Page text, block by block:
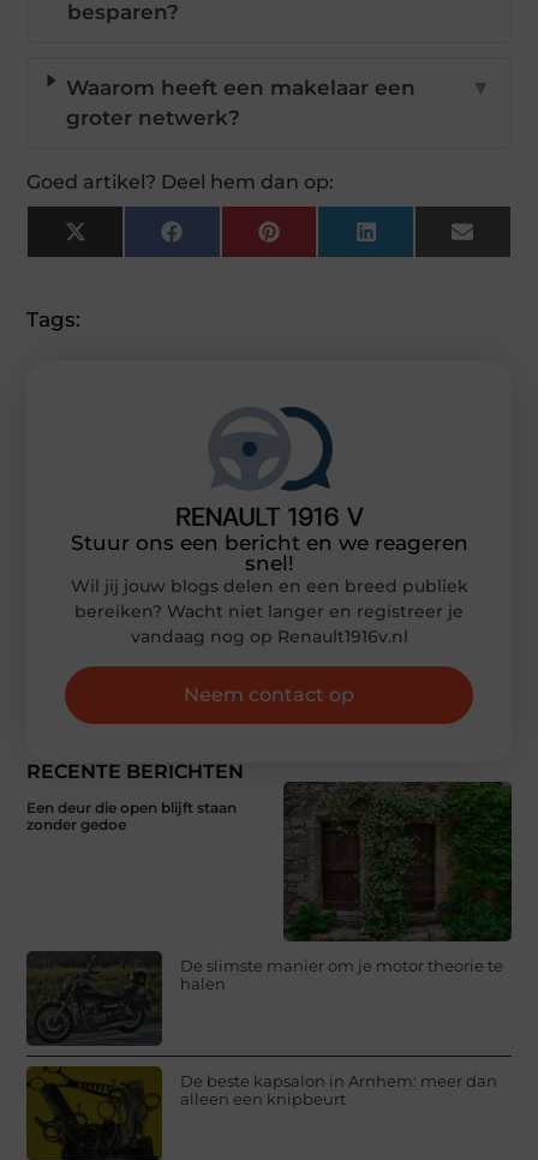
besparen?
Waarom heeft een makelaar een
groter netwerk?
▼
Goed artikel? Deel hem dan op:
X
(Twitter)
FacebookPinterestLinkedInEmail
Tags:
RECENTE BERICHTEN
Een deur die open blijft staan
zonder gedoe
De slimste manier om je motor theorie te
halen
De beste kapsalon in Arnhem: meer dan
alleen een knipbeurt
Stuur ons een bericht en we reageren
snel!
Wil jij jouw blogs delen en een breed publiek
bereiken? Wacht niet langer en registreer je
vandaag nog op Renault1916v.nl
Neem contact op